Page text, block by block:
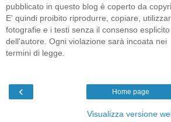
pubblicato in questo blog è coperto da
E' quindi proibito riprodurre, copiare,
fotografie e i testi senza il consenso esplicito
dell'autore. Ogni violazione sarà incoata nei
termini di legge.
‹ Home page
Visualizza versione